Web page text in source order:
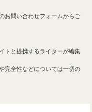
お問い合わせフォームからご
トと提携するライターが編集
完全性などについては一切の